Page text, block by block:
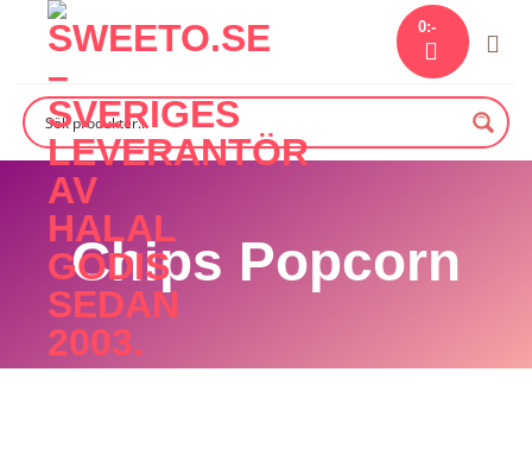
content
0:-
Chips Popcorn